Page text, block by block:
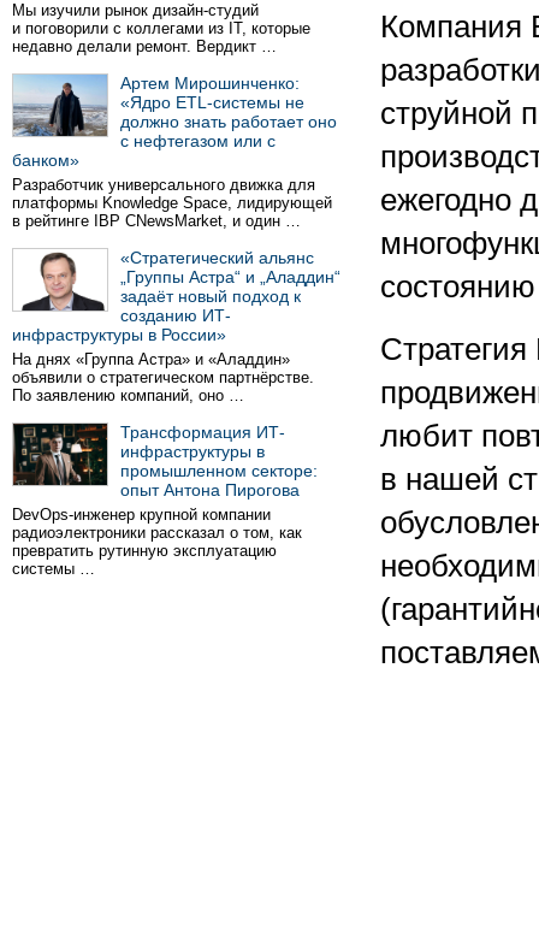
Мы изучили рынок дизайн-студий
и поговорили с коллегами из IT, которые
недавно делали ремонт. Вердикт …
Артем Мирошинченко:
«Ядро ETL-системы не
должно знать работает оно
с нефтегазом или с
банком»
Разработчик универсального движка для
платформы Knowledge Space, лидирующей
в рейтинге IBP CNewsMarket, и один …
«Стратегический альянс
„Группы Астра“ и „Аладдин“
задаёт новый подход к
созданию ИТ-
инфраструктуры в России»
На днях «Группа Астра» и «Аладдин»
объявили о стратегическом партнёрстве.
По заявлению компаний, оно …
Трансформация ИТ-
инфраструктуры в
промышленном секторе:
опыт Антона Пирогова
DevOps-инженер крупной компании
радиоэлектроники рассказал о том, как
превратить рутинную эксплуатацию
системы …
Компания
струйной
ежегодно
любит
в нашей